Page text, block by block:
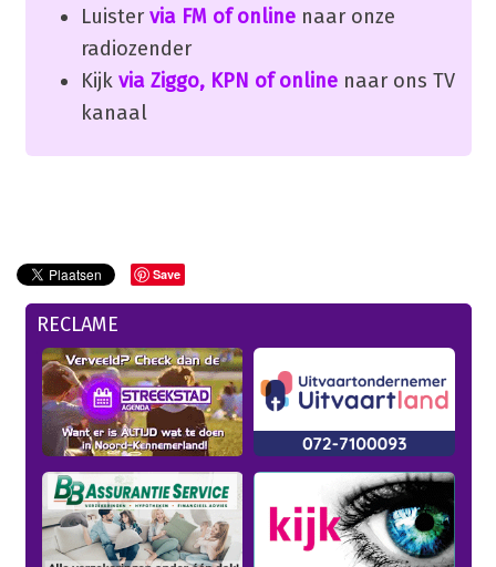
Luister via FM of onlinenaar onze
radiozender
Kijk via Ziggo, KPN of onlinenaar ons TV
kanaal
Save
RECLAME